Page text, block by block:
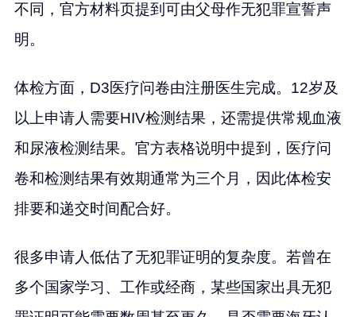
不同，官方材料页提到可由父母作无犯罪宣誓声
明。
体检方面，D3医疗问卷由注册医生完成。12岁及
以上申请人需要HIV检测结果，还需提供常规血液
和尿液检测结果。官方表格说明中提到，医疗问
卷和检测结果有效期通常为三个月，因此体检安
排要和递交时间配合好。
很多申请人低估了无犯罪证明的复杂度。若曾在
多个国家学习、工作或经商，某些国家出具无犯